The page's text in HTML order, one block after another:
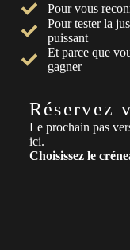
Pour vous
Pour tester la
puissant
Et parce que
gagner
Réservez
Le prochain pas
ici.
Choisissez le